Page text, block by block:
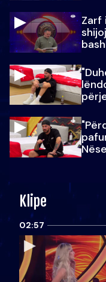
Zarf
Klipe
02:57